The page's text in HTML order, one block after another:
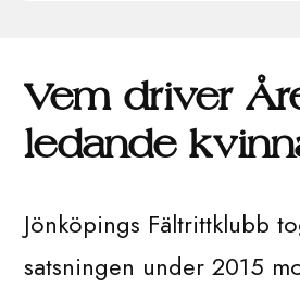
Vem driver
ledande
Jönköpings Fältrittklubb
satsningen under 2015